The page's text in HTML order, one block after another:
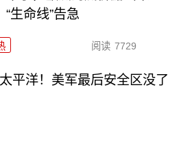
“生命线”告急
阅读 7729
平洋！美军最后安全区没了